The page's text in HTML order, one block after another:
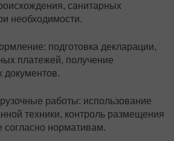
санитарных
необходимости.
подготовка декларации,
платежей, получение
документов.
работы: использование
техники, контроль размещения
согласно нормативам.